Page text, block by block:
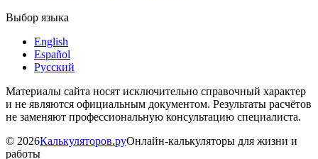
Выбор языка
English
Español
Русский
Материалы сайта носят исключительно справочный характер
и не являются официальным документом. Результаты расчётов
не заменяют профессиональную консультацию специалиста.
© 2026Калькуляторов.руОнлайн-калькуляторы для жизни и
работы